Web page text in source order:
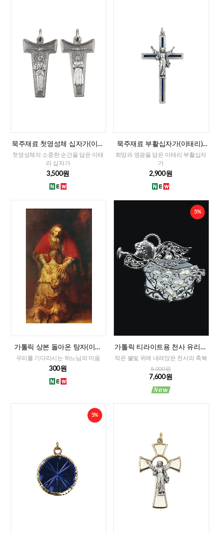
묵주재료 첫영성체 십자가(이태
리)-남자,여자
첫영성체의 소중한 순간을 담은 이태
리 십자가
3,500원
묵주재료 부활십자가(이태리)-
대
희망과 영광을 담은 이태리 부활십자
가
2,900원
가톨릭 상본 돌아온 탕자(이태
리)
우리를 기다리시는 하느님의 마음
300원
5%
가톨릭 티라이트용 천사 유리홀
더
작은 불빛 위에 내려앉은 천사의 축복
8,000원
7,600원
5%